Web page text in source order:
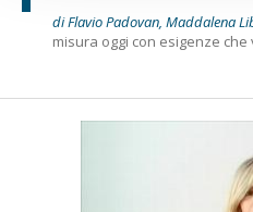
di Flavio Padovan, Maddalena
misura oggi con esigenze